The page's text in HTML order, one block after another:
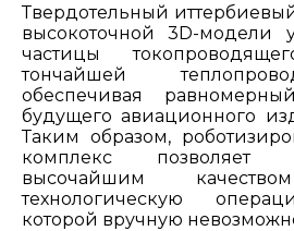
Твердотельный
высокоточной 3D-модели
частицы
тончайшей
обеспечивая
будущего авиационного
Таким образом,
комплекс позволяет
высочайшим
технологическую
которой вручную